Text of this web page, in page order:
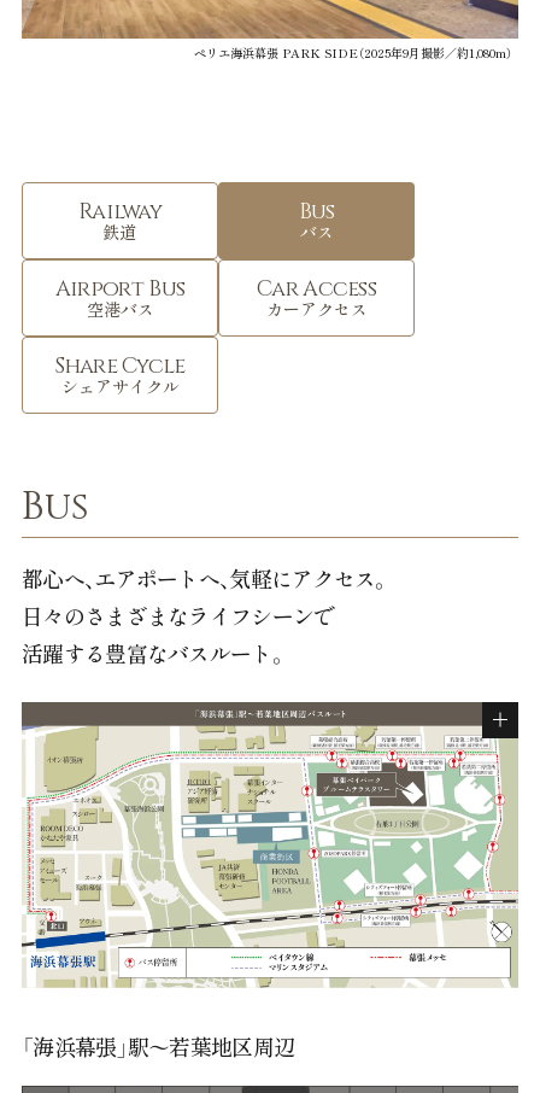
ペリエ海浜幕張 PARK SIDE（2025年9月撮影／約1,080m）
Railway
鉄道
Bus
バス
Airport Bus
空港バス
Car Access
カーアクセス
Share Cycle
シェアサイクル
Bus
都心へ、エアポートへ、気軽にアクセス。
日々のさまざまなライフシーンで
活躍する豊富なバスルート。
「海浜幕張」駅〜若葉地区周辺